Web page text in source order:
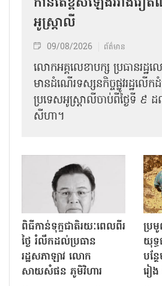
អូស្ត្រាលី
09/08/2026 ព័ត៌មាន
លោកអគ្គលេខាបក្ស ប្រធានរដ្
មានដំណើរទស្សនកិច្ចផ្លូវរដ្ឋលើ
ប្រទេសអូស្ត្រាលីចាប់ពីថ្ងៃទី ៩
សីហា។
ពិធីកាន់ទុក្ខជាតិរយៈពេលពីរ
ថ្ងៃ រំលឹកដល់ប្រធាន
រដ្ឋសភាឡាវ លោក
សាយសំផន ភូមិវិហារ
ប្រ
យុទ្
បន្
រៀ